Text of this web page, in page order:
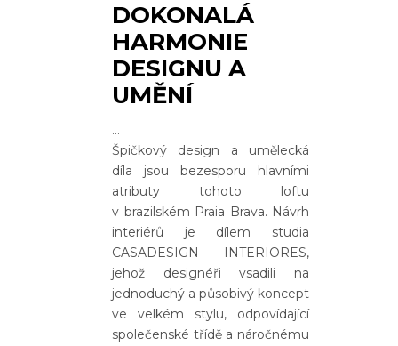
DOKONALÁ
HARMONIE
DESIGNU A
UMĚNÍ
Špičkový design a umělecká
díla jsou bezesporu hlavními
atributy tohoto loftu
v brazilském Praia Brava. Návrh
interiérů je dílem studia
CASADESIGN INTERIORES,
jehož designéři vsadili na
jednoduchý a působivý koncept
ve velkém stylu, odpovídající
společenské třídě a náročnému